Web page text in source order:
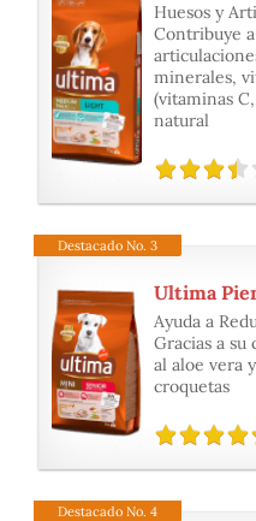
Huesos y
Contribuye
minerales,
(vitaminas
natural
Destacado No. 3
Ayuda a
Gracias a
al aloe vera
croquetas
Destacado No. 4